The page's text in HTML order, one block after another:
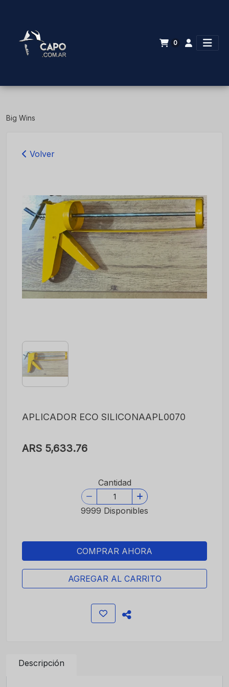
0
Big Wins
Volver
APLICADOR ECO SILICONAAPL0070
ARS 5,633.76
Cantidad
9999 Disponibles
COMPRAR AHORA
AGREGAR AL CARRITO
Descripción